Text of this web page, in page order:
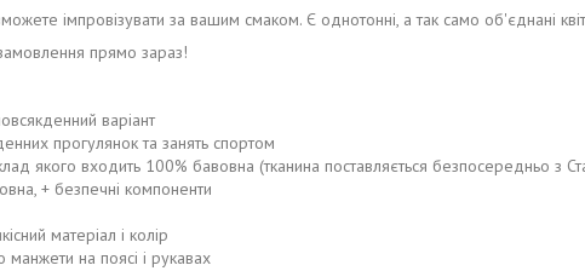
імпровізувати за вашим смаком. Є однотонні, а так само об'єднані
прямо зараз!
варіант
прогулянок та занять спортом
якого входить 100% бавовна (тканина поставляється безпосередньо з
+ безпечні компоненти
матеріал і колір
манжети на поясі і рукавах